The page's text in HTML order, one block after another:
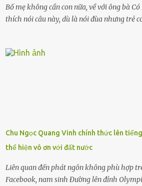
Bố mẹ không cần con nữa, về với ông bà
thích nói câu này, dù là nói đùa nhưng trẻ
khuyên nhủ con thật cẩn thận. Nếu cháu
để được giúp đỡ thì có thể sẽ bỏ lỡ cơ hội
có biết gì đâu Nhiều người cứ coi trẻ còn
lầm, thì họ cũng không trách mắng. Nhưng
không dạy con cẩn...
Chu Ngọc Quang Vinh chính thức lên
thể hiện vô ơn với đất nước
Liên quan đến phát ngôn không phù hợp
Facebook, nam sinh Đường lên đỉnh